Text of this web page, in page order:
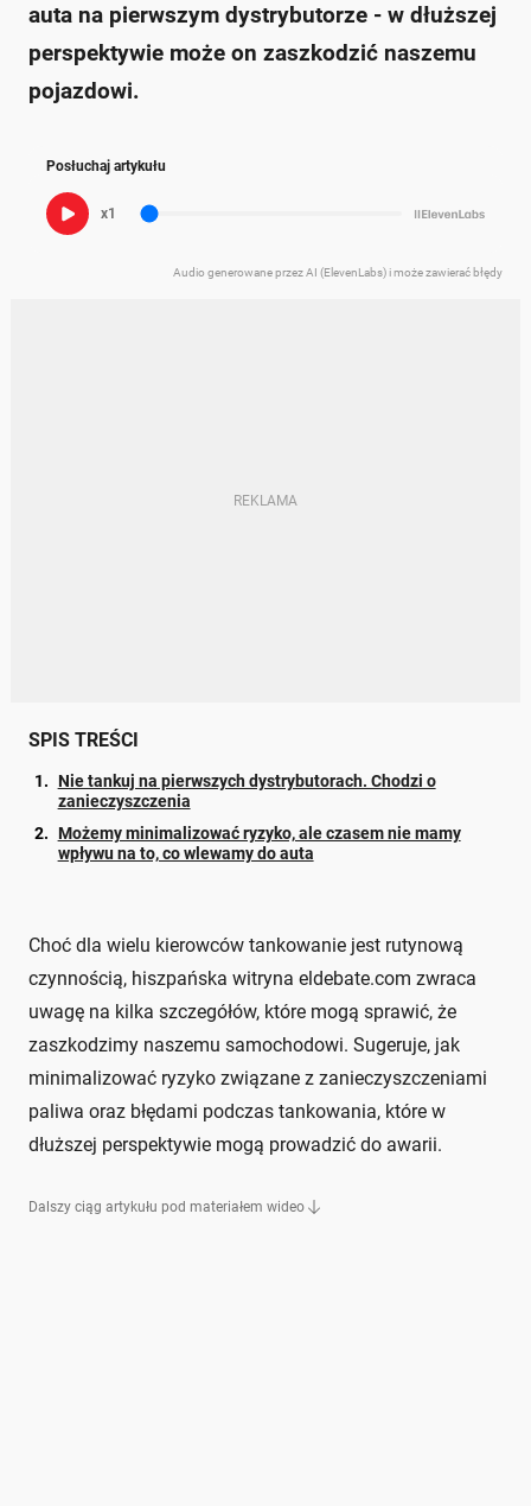
auta na pierwszym dystrybutorze - w dłuższej
perspektywie może on zaszkodzić naszemu
pojazdowi.
Posłuchaj artykułu
x1
Audio generowane przez AI (ElevenLabs) i może zawierać błędy
SPIS TREŚCI
Nie tankuj na pierwszych dystrybutorach. Chodzi o
zanieczyszczenia
Możemy minimalizować ryzyko, ale czasem nie mamy
wpływu na to, co wlewamy do auta
Choć dla wielu kierowców tankowanie jest rutynową
czynnością, hiszpańska witryna eldebate.com zwraca
uwagę na kilka szczegółów, które mogą sprawić, że
zaszkodzimy naszemu samochodowi. Sugeruje, jak
minimalizować ryzyko związane z zanieczyszczeniami
paliwa oraz błędami podczas tankowania, które w
dłuższej perspektywie mogą prowadzić do awarii.
Dalszy ciąg artykułu pod materiałem wideo